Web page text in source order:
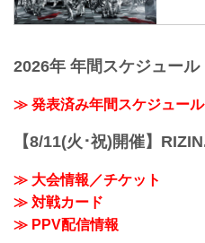
youtu.be
開催日
始
※オー
2026年 年間スケジュール
≫ 発表済み年間スケジュール
【8/11(火･祝)開催】
≫ 大会情報／チケット
≫ 対戦カード
≫ PPV配信情報